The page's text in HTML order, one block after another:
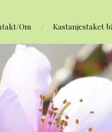
Om Kastanjestaket